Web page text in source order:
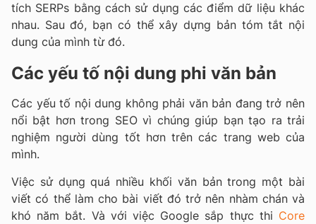
tích SERPs bằng cách sử dụng các điểm dữ liệu khác
nhau. Sau đó, bạn có thể xây dựng bản tóm tắt nội
dung của mình từ đó.
Các yếu tố nội dung phi văn bản
Các yếu tố nội dung không phải văn bản đang trở nên
nổi bật hơn trong SEO vì chúng giúp bạn tạo ra trải
nghiệm người dùng tốt hơn trên các trang web của
mình.
Việc sử dụng quá nhiều khối văn bản trong một bài
viết có thể làm cho bài viết đó trở nên nhàm chán và
khó năm bắt. Và với việc Google sắp thực thi Core